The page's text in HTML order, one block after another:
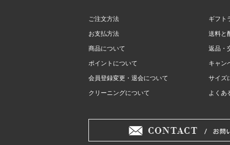
ご注文方法 ギフト
お支払方法 送料と
商品について 返品・
ポイントについて キャン
会員登録変更・退会について サイズ
クリーニングについて よくあ